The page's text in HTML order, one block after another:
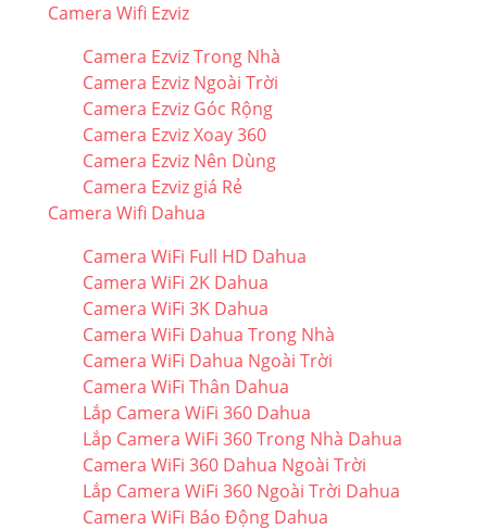
Camera Wifi Ezviz
Camera Ezviz Trong Nhà
Camera Ezviz Ngoài Trời
Camera Ezviz Góc Rộng
Camera Ezviz Xoay 360
Camera Ezviz Nên Dùng
Camera Ezviz giá Rẻ
Camera Wifi Dahua
Camera WiFi Full HD Dahua
Camera WiFi 2K Dahua
Camera WiFi 3K Dahua
Camera WiFi Dahua Trong Nhà
Camera WiFi Dahua Ngoài Trời
Camera WiFi Thân Dahua
Lắp Camera WiFi 360 Dahua
Lắp Camera WiFi 360 Trong Nhà Dahua
Camera WiFi 360 Dahua Ngoài Trời
Lắp Camera WiFi 360 Ngoài Trời Dahua
Camera WiFi Báo Động Dahua